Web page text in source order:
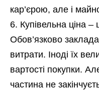
кар’єрою, але і
Купівельна ціна –
Обов’язково
витрати. Іноді їх
вартості покупки.
частина не